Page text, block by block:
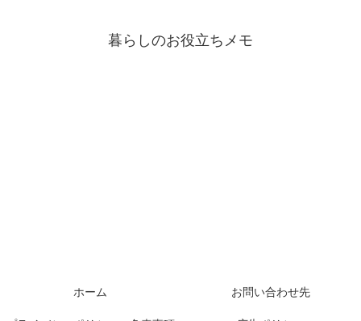
暮らしのお役立ちメモ
ホーム お問い合わせ先